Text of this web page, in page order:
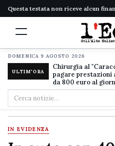
Questa testata non riceve alcun
DOMENICA 9 AGOSTO 2026
ULTIM'ORA
Chirurgia al
pagare prestazioni
da 800 euro al
Cerca
nel
sito
IN EVIDENZA